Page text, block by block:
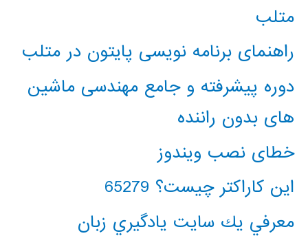
متلب
راهنمای برنامه نویسی پایتون در متلب
دوره پیشرفته و جامع مهندسی ماشین
های بدون راننده
خطای نصب ویندوز
این کاراکتر چیست؟ 65279
معرفي يك سايت يادگيري زبان